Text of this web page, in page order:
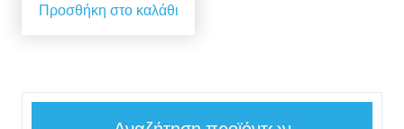
Προσθήκη στο καλάθι